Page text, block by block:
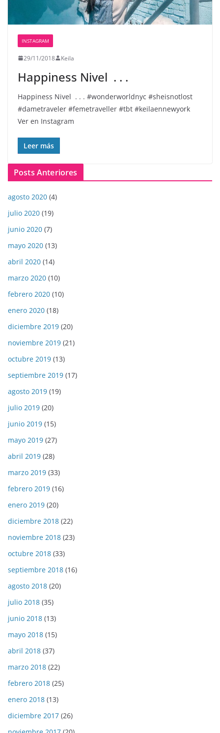
INSTAGRAM
29/11/2018 Keila
Happiness Nivel ️ . . .
Happiness Nivel ️ . . . #wonderworldnyc #sheisnotlost
#dametraveler #femetraveller #tbt #keilaennewyork
Ver en Instagram
Leer más
Posts Anteriores
agosto 2020 (4)
julio 2020 (19)
junio 2020 (7)
mayo 2020 (13)
abril 2020 (14)
marzo 2020 (10)
febrero 2020 (10)
enero 2020 (18)
diciembre 2019 (20)
noviembre 2019 (21)
octubre 2019 (13)
septiembre 2019 (17)
agosto 2019 (19)
julio 2019 (20)
junio 2019 (15)
mayo 2019 (27)
abril 2019 (28)
marzo 2019 (33)
febrero 2019 (16)
enero 2019 (20)
diciembre 2018 (22)
noviembre 2018 (23)
octubre 2018 (33)
septiembre 2018 (16)
agosto 2018 (20)
julio 2018 (35)
junio 2018 (13)
mayo 2018 (15)
abril 2018 (37)
marzo 2018 (22)
febrero 2018 (25)
enero 2018 (13)
diciembre 2017 (26)